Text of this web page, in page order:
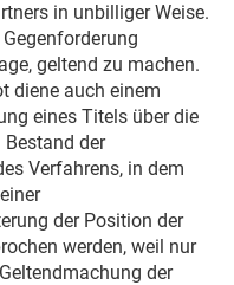
in unbilliger Weise.
geltend zu machen.
diene auch einem
eines Titels über die
der
Verfahrens, in dem
der Position der
werden, weil nur
der